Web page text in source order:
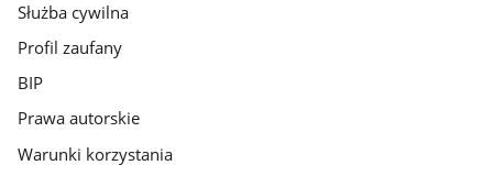
Służba cywilna
Profil zaufany
BIP
Prawa autorskie
Warunki korzystania